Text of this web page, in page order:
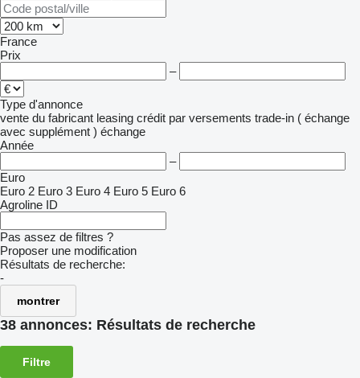
France
Prix
–
Type d'annonce
vente du fabricant leasing crédit par versements trade-in ( échange
avec supplément ) échange
Année
–
Euro
Euro 2 Euro 3 Euro 4 Euro 5 Euro 6
Agroline ID
Pas assez de filtres ?
Proposer une modification
Résultats de recherche:
-
montrer
38 annonces: Résultats de recherche
Filtre